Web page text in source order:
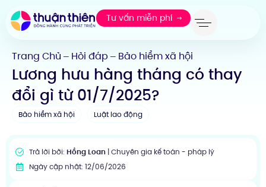
Tư vấn miễn phí
Trang Chủ — Hỏi đáp — Bảo hiểm xã hội
Lương hưu hàng tháng có thay
đổi gì từ 01/7/2025?
Bảo hiểm xã hội Luật lao động
Trả lời bởi: Hồng Loan| Chuyên gia kế toán - pháp lý
Ngày cập nhật: 12/06/2026